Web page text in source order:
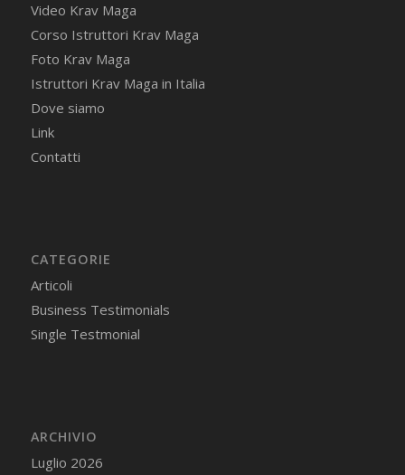
Video Krav Maga
Corso Istruttori Krav Maga
Foto Krav Maga
Istruttori Krav Maga in Italia
Dove siamo
Link
Contatti
CATEGORIE
Articoli
Business Testimonials
Single Testmonial
ARCHIVIO
Luglio 2026